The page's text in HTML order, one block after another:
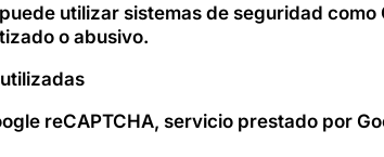
utilizar sistemas de seguridad
o abusivo.
reCAPTCHA, servicio prestado por